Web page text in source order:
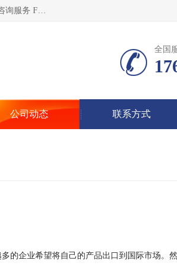
深圳市鼎顺检测认证有限公司专注于各类产品出口注册 产品注册 美国URN注册 跨境电商产品出口注册 产品出口注册咨询服务 FDA食品注册等我们是一家商务服务公司，为客户提供商标注册，本公司实力雄厚，能满足客户多种需求。
全国
公司动态 联系方式
的企业希望将自己的产品出口到国际市场。